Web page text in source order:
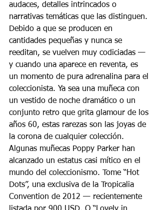
audaces, detalles intrincados o
narrativas temáticas que las distinguen.
Debido a que se producen en
cantidades pequeñas y nunca se
reeditan, se vuelven muy codiciadas —
y cuando una aparece en reventa, es
un momento de pura adrenalina para el
coleccionista. Ya sea una muñeca con
un vestido de noche dramático o un
conjunto retro que grita glamour de los
años 60, estas rarezas son las joyas de
la corona de cualquier colección.
Algunas muñecas Poppy Parker han
alcanzado un estatus casi mítico en el
mundo del coleccionismo. Tome “Hot
Dots”, una exclusiva de la Tropicalia
Convention de 2012 — recientemente